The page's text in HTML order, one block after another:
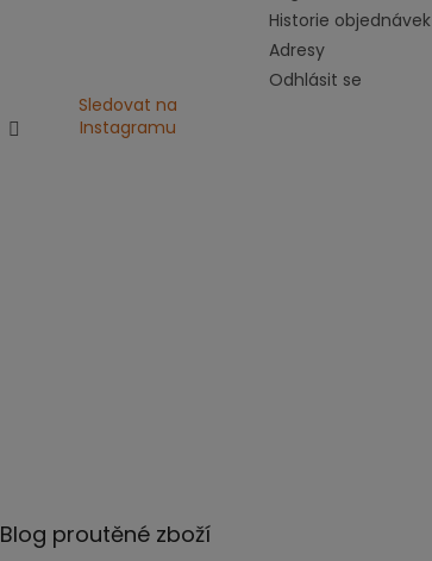
Sledovat na
Instagramu
Historie objednávek
Adresy
Odhlásit se
Blog proutěné zboží